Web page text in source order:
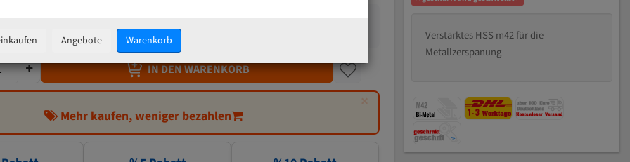
45,33 €
zzgl.Versandkosten
IN DEN WARENKORB
×
Mehr kaufen, weniger bezahlen
Verstärktes HSS m42 für die
Metallzerspanung
Angebote Warenkorb